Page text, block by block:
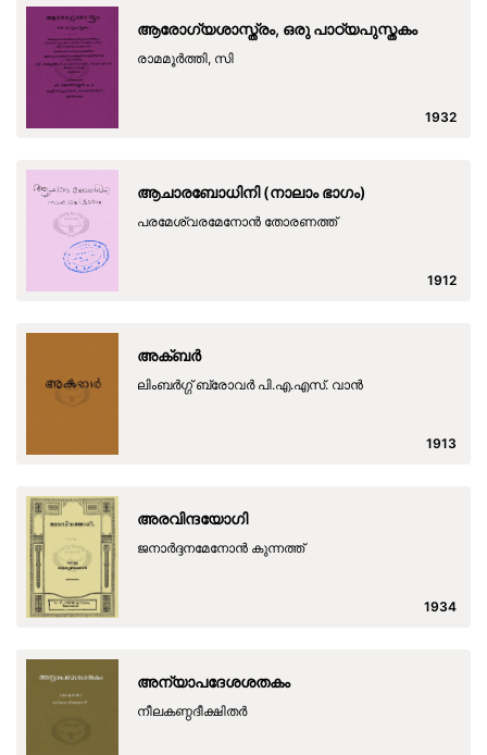
ആരോഗ്യശാസ്ത്രം, ഒരു പാഠ്യപുസ്തകം
രാമമൂര്‍ത്തി, സി
1932
ആചാരബോധിനി (നാലാം ഭാഗം)
പരമേശ്വരമേനോന്‍ തോരണത്ത്
1912
അക്ബര്‍
ലിംബര്‍ഗ്ഗ് ബ്രോവര്‍ പി.എ.എസ്. വാന്‍
1913
അരവിന്ദയോഗി
ജനാര്‍ദ്ദനമേനോന്‍ കുന്നത്ത്
1934
അന്യാപദേശശതകം
നീലകണ്ഠദീക്ഷിതര്‍